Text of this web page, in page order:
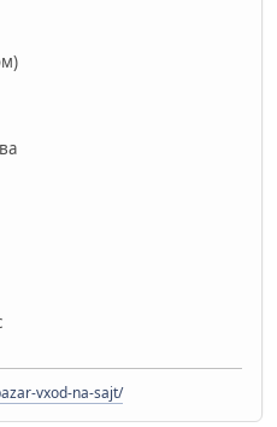
vxod-na-sajt/